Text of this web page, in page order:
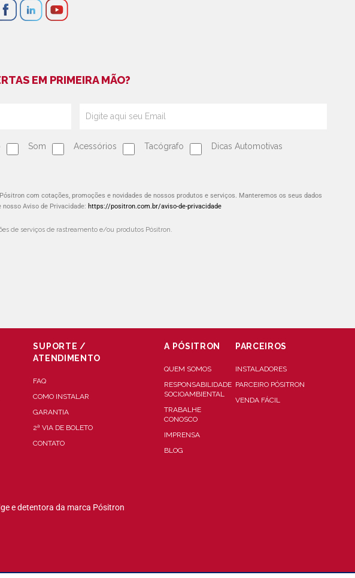
EM PRIMEIRA MÃO?
Som Acessórios Tacógrafo Dicas Automotivas
com cotações, promoções e novidades de nossos produtos e serviços. Manteremos os seus dados
Aviso de Privacidade: https://positron.com.br/aviso-de-privacidade
de serviços de rastreamento e/ou produtos Pósitron.
SUPORTE /
ATENDIMENTO
FAQ
COMO INSTALAR
GARANTIA
2ª VIA DE BOLETO
CONTATO
A PÓSITRON
QUEM SOMOS
RESPONSABILIDADE
SOCIOAMBIENTAL
TRABALHE
CONOSCO
IMPRENSA
BLOG
PARCEIROS
INSTALADORES
PARCEIRO PÓSITRON
VENDA FÁCIL
e detentora da marca Pósitron